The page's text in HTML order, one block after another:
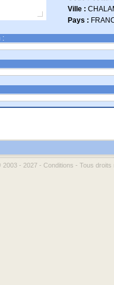
Ville :
Pays :
:
2003 - 2027 - Conditions - Tous droits